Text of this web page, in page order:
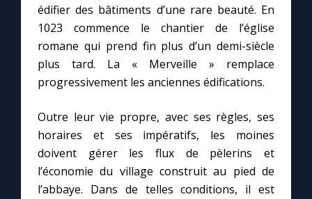
édifier des bâtiments d’une rare beauté. En
1023 commence le chantier de l’église
romane qui prend fin plus d’un demi-siècle
plus tard. La « Merveille » remplace
progressivement les anciennes édifications.
Outre leur vie propre, avec ses règles, ses
horaires et ses impératifs, les moines
doivent gérer les flux de pèlerins et
l’économie du village construit au pied de
l’abbaye. Dans de telles conditions, il est